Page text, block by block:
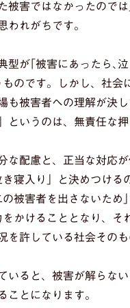
被害ではなかったので
われがちです。
が｢被害にあったら､
のです。しかし、社会
も被害者への理解が決
というのは、無責任な押
配慮と、正当な対応
寝入り」と決めつける
被害者を出さないため
かけることとなり、そ
を許している社会そのも
ると、被害が解らな
ことになります。